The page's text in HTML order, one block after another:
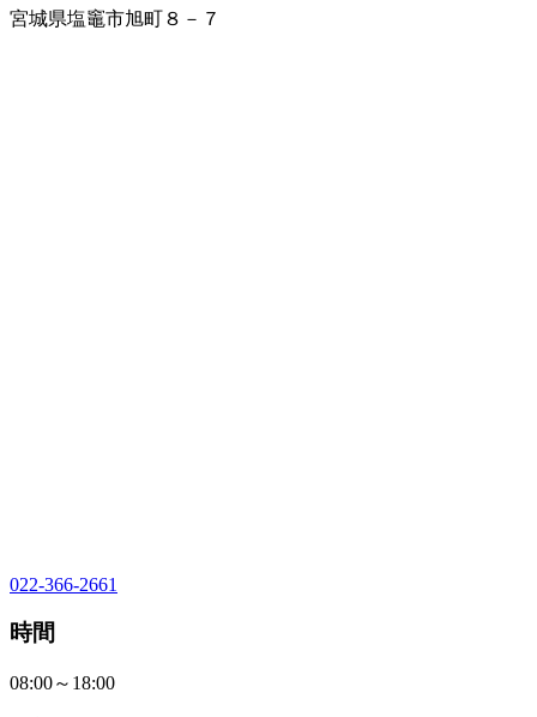
宮城県塩竈市旭町８－７
022-366-2661
時間
08:00～18:00